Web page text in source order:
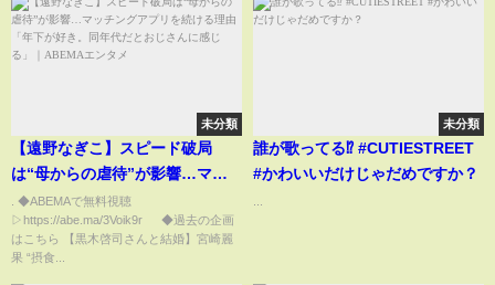
未分類
【遠野なぎこ】スピード破局
は“母からの虐待”が影響…マッ
チングアプリを続ける理由「年
下が好き。同年代だとおじさん
に感じる」｜ABEMAエンタメ
. ◆ABEMAで無料視聴
▷https://abe.ma/3Voik9r ◆過去の企画
はこちら 【黒木啓司さんと結婚】宮崎麗
果 “摂食...
未分類
誰が歌ってる⁉️ #CUTIESTREET
#かわいいだけじゃだめですか？